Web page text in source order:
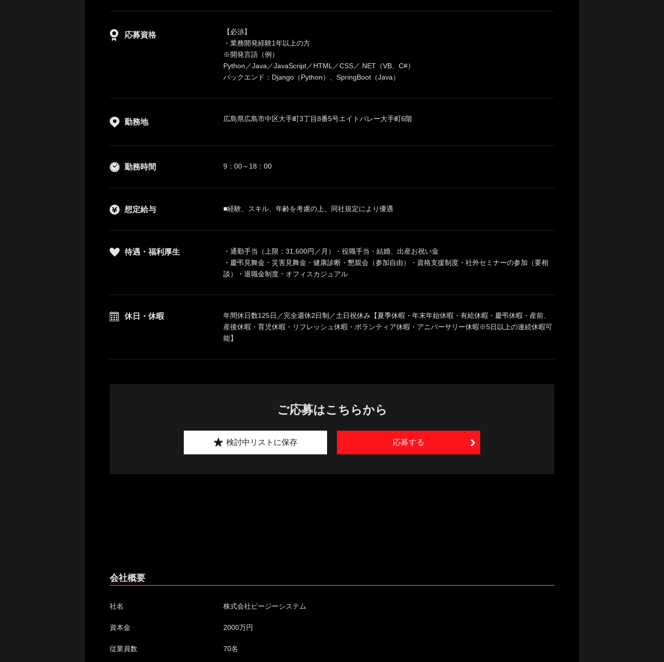
応募資格
【必須】
・業務開発経験1年以上の方
※開発言語（例）
Python／Java／JavaScript／HTML／CSS／.NET（VB、C#）
バックエンド：Django（Python）、SpringBoot（Java）
勤務地 広島県広島市中区大手町3丁目8番5号エイトバレー大手町6階
勤務時間 9：00～18：00
想定給与 ■経験、スキル、年齢を考慮の上、同社規定により優遇
待遇・福利厚生
・通勤手当（上限：31,600円／月）・役職手当・結婚、出産お祝い金
・慶弔見舞金・災害見舞金・健康診断・懇親会（参加自由）・資格支援制度・社外セミナーの参加（要相
談）・退職金制度・オフィスカジュアル
休日・休暇
年間休日数125日／完全週休2日制／土日祝休み【夏季休暇・年末年始休暇・有給休暇・慶弔休暇・産前、
産後休暇・育児休暇・リフレッシュ休暇・ボランティア休暇・アニバーサリー休暇※5日以上の連続休暇可
能】
ご応募はこちらから
応募する
検討中リストに保存
会社概要
社名 株式会社ピージーシステム
資本金 2000万円
従業員数 70名